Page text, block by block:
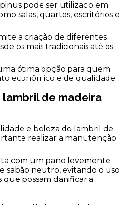
pode ser utilizado em
salas, quartos, escritórios e
a criação de diferentes
os mais tradicionais até os
ótima opção para quem
econômico e de qualidade.
lambril de madeira
e beleza do lambril de
realizar a manutenção
com um pano levemente
sabão neutro, evitando o uso
que possam danificar a